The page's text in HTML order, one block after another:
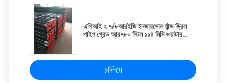
এপিআই ২ ৭/৮আরইজি ইনজারসোল র্যান্ড ড্রিল
পাইপ গ্রেড আর৭৮০ স্টিল ১১৪ মিমি ওয়াটার
চালিয়ে